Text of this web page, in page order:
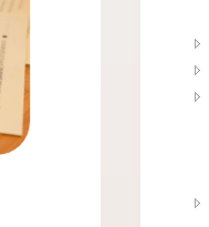
отделения